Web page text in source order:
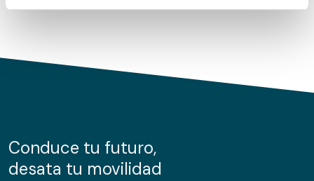
de cookies.
información sobre el uso que haga del sitio web con
nuestros partners de redes sociales, publicidad y análisis
Conduce tu futuro,
desata tu movilidad